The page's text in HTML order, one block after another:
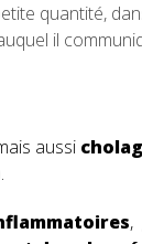
quantité,
il
aussi
,